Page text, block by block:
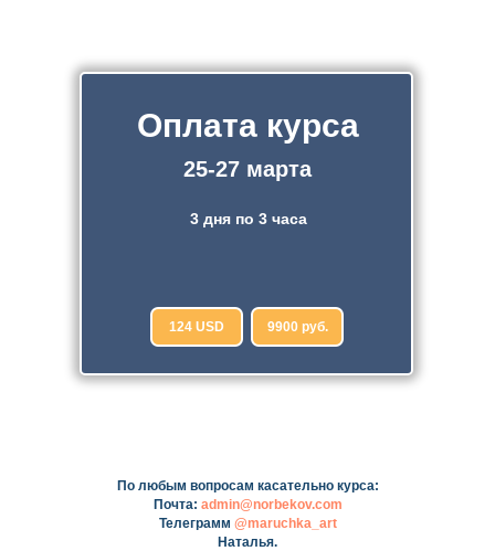
Оплата курса
3 дня по 3 часа
9900 руб.
124 USD
25-27 марта
По любым вопросам касательно курса:
Почта: admin@norbekov.com
Телеграмм @maruchka_art
Наталья.